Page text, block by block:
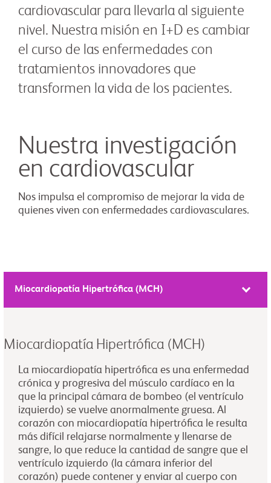
cardiovascular para llevarla al siguiente
nivel. Nuestra misión en I+D es cambiar
el curso de las enfermedades con
tratamientos innovadores que
transformen la vida de los pacientes.
Nuestra investigación
en cardiovascular
Nos impulsa el compromiso de mejorar la vida de
quienes viven con enfermedades cardiovasculares.
Miocardiopatía Hipertrófica (MCH)
Miocardiopatía Hipertrófica (MCH)
La miocardiopatía hipertrófica es una enfermedad
crónica y progresiva del músculo cardíaco en la
que la principal cámara de bombeo (el ventrículo
izquierdo) se vuelve anormalmente gruesa. Al
corazón con miocardiopatía hipertrófica le resulta
más difícil relajarse normalmente y llenarse de
sangre, lo que reduce la cantidad de sangre que el
ventrículo izquierdo (la cámara inferior del
corazón) puede contener y enviar al cuerpo con